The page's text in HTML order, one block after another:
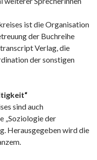
ist die Organisation
der Buchreihe
Verlag, die
der sonstigen
sind auch
„Soziologie der
Herausgegeben wird die